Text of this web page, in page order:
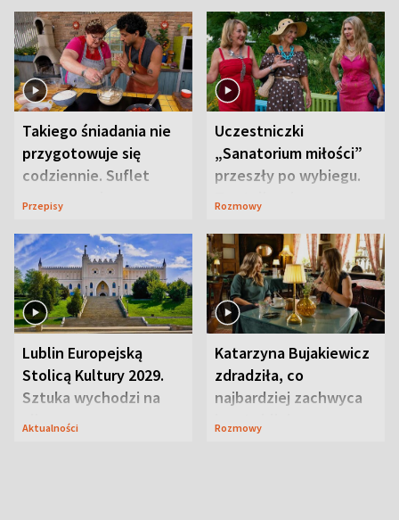
Takiego śniadania nie
przygotowuje się
codziennie. Suflet
serowy zachwyca
Przepisy
Uczestniczki
„Sanatorium miłości”
przeszły po wybiegu.
Te stylizacje
Rozmowy
Lublin Europejską
Stolicą Kultury 2029.
Sztuka wychodzi na
ulice
Aktualności
Katarzyna Bujakiewicz
zdradziła, co
najbardziej zachwyca
ją w Lublinie
Rozmowy